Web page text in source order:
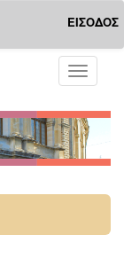
ΕΙΣΟΔΟΣ
Toggle